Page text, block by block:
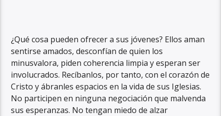
¿Qué cosa pueden ofrecer a sus jóvenes? Ellos aman
sentirse amados, desconfían de quien los
minusvalora, piden coherencia limpia y esperan ser
involucrados. Recíbanlos, por tanto, con el corazón de
Cristo y ábranles espacios en la vida de sus Iglesias.
No participen en ninguna negociación que malvenda
sus esperanzas. No tengan miedo de alzar